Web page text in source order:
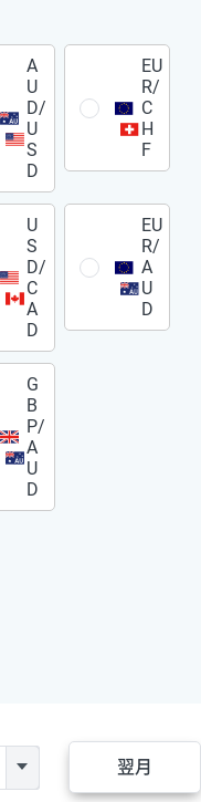
A
U
D/
U
S
D
EU
R/
C
H
F
U
S
D/
C
A
D
EU
R/
A
U
D
G
B
P/
A
U
D
翌月